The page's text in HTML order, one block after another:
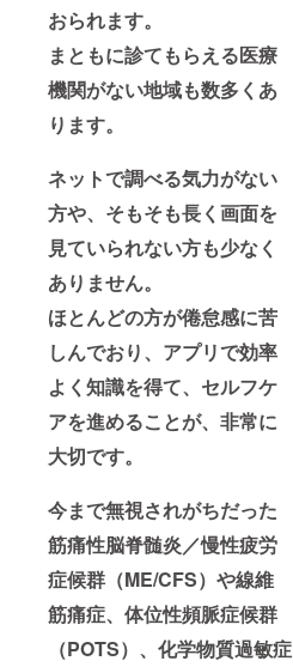
おられます。
まともに診てもらえる医療
機関がない地域も数多くあ
ります。
ネットで調べる気力がない
方や、そもそも長く画面を
見ていられない方も少なく
ありません。
ほとんどの方が倦怠感に苦
しんでおり、アプリで効率
よく知識を得て、セルフケ
アを進めることが、非常に
大切です。
今まで無視されがちだった
筋痛性脳脊髄炎／慢性疲労
症候群（ME/CFS）や線維
筋痛症、体位性頻脈症候群
（POTS）、化学物質過敏症